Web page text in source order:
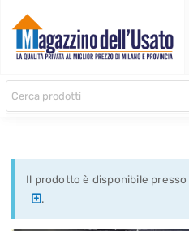
Il prodotto è disponibile presso
.